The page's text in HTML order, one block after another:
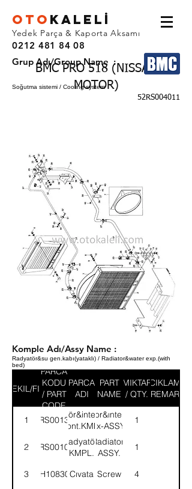
OTO KALEL İ
Yedek Parça & Kaporta Aksamı
0212 481 84 08
BMC PRO 518 (NISSAN
MOTOR)
Grup Adı/Group Name :
Soğutma sistemi / Cooling system
52RS004011
Komple Adı/Assy Name :
Radyatör&su gen.kabı(yataklı) / Radiator&water exp.(with
bed)
SEKIL/FIG
PARCA
KODU
/ PART
CODE
PARCA
ADI
PART
NAME
MIKTAR
/ QTY.
ACIKLAMA
/ REMARK
1 52RS001383
Radyatör&intercooler
mont.KMPL
Radiator&ıntercooler
fix-ASSY.
1
2 52RS001048
Radyatör-
KMPL.
Radiator-
ASSY.
1
3 SH108301Cıvata Screw 4